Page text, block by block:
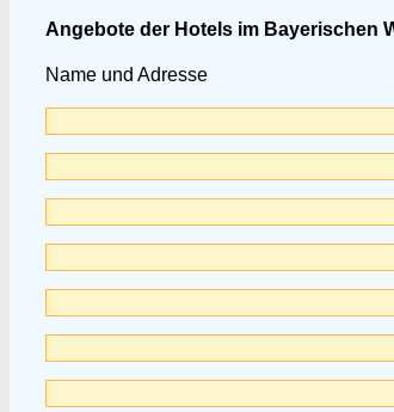
Angebote der Hotels im Bayerischen
Name und Adresse